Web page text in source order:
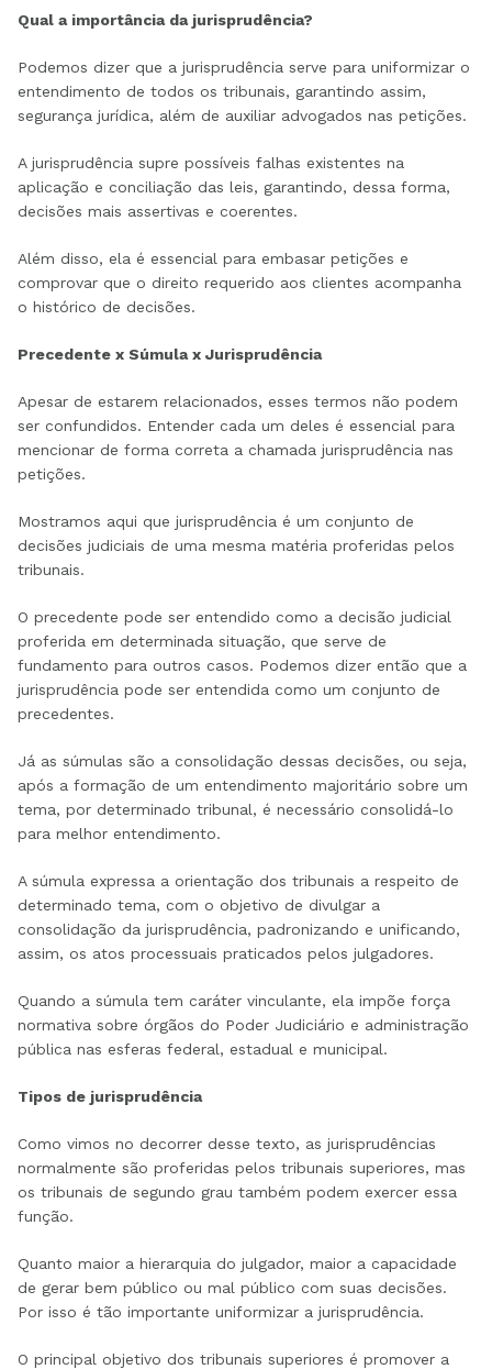
Qual a importância da jurisprudência?
Podemos dizer que a jurisprudência serve para uniformizar o
entendimento de todos os tribunais, garantindo assim,
segurança jurídica, além de auxiliar advogados nas petições.
A jurisprudência supre possíveis falhas existentes na
aplicação e conciliação das leis, garantindo, dessa forma,
decisões mais assertivas e coerentes.
Além disso, ela é essencial para embasar petições e
comprovar que o direito requerido aos clientes acompanha
o histórico de decisões.
Precedente x Súmula x Jurisprudência
Apesar de estarem relacionados, esses termos não podem
ser confundidos. Entender cada um deles é essencial para
mencionar de forma correta a chamada jurisprudência nas
petições.
Mostramos aqui que jurisprudência é um conjunto de
decisões judiciais de uma mesma matéria proferidas pelos
tribunais.
O precedente pode ser entendido como a decisão judicial
proferida em determinada situação, que serve de
fundamento para outros casos. Podemos dizer então que a
jurisprudência pode ser entendida como um conjunto de
precedentes.
Já as súmulas são a consolidação dessas decisões, ou seja,
após a formação de um entendimento majoritário sobre um
tema, por determinado tribunal, é necessário consolidá-lo
para melhor entendimento.
A súmula expressa a orientação dos tribunais a respeito de
determinado tema, com o objetivo de divulgar a
consolidação da jurisprudência, padronizando e unificando,
assim, os atos processuais praticados pelos julgadores.
Quando a súmula tem caráter vinculante, ela impõe força
normativa sobre órgãos do Poder Judiciário e administração
pública nas esferas federal, estadual e municipal.
Tipos de jurisprudência
Como vimos no decorrer desse texto, as jurisprudências
normalmente são proferidas pelos tribunais superiores, mas
os tribunais de segundo grau também podem exercer essa
função.
Quanto maior a hierarquia do julgador, maior a capacidade
de gerar bem público ou mal público com suas decisões.
Por isso é tão importante uniformizar a jurisprudência.
O principal objetivo dos tribunais superiores é promover a